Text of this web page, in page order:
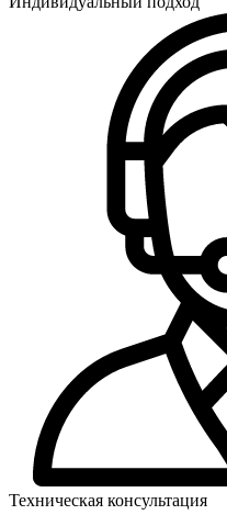
Техническая консультация